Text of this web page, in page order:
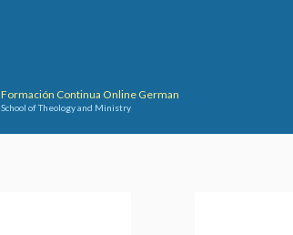
Formación Continua Online German
School of Theology and Ministry